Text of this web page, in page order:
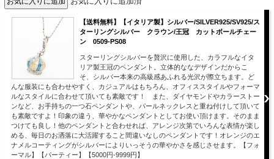
【送料無料】【イタリア製】シルバー/SILVER925/SV925/ス
ターリングシルバー クラウン/王冠 カットボールチェー
ン 0509-PS08
スターリングシルバーを贅沢に使用した、カラフルなイタ
リア製王冠のペンダント。立体的ななデザインだからこ
そ、シルバー本来の高級感あふれる光沢が際立ちます。ど
んな服装にも合わせやすく、カジュアルはもちろん、オフィススタイルやフォーマ
ルなスタイルに合わせて頂いても素敵です！ また、ダイヤモンドやカラーストー
ンなど、お手持ちの一つ石ペンダントや、パールネックレスと重ね付けして頂いて
も素敵ですよ！印象の違う、華やかなペンダントとしてお使い頂けます。そのまま
つけても良し！他のペンダントと合わせれば、アレンジ次第でいろんな表情が楽し
める、毎日のお洒落に大活躍すること間違いなしのペンダントです！オレンジのエ
ナメルコーティングがシルバーによりいっそうの華やかさを感じさせます。【フォ
ーマル】【パーティー】【5000円-9999円】